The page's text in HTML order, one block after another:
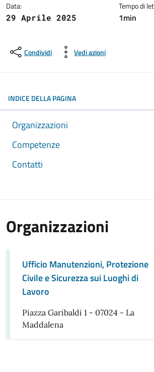
Data:
29 Aprile 2025
Tempo di
1min
Condividi Vedi azioni
INDICE DELLA PAGINA
Organizzazioni
Competenze
Contatti
Organizzazioni
Ufficio Manutenzioni, Protezione
Civile e Sicurezza sui Luoghi di
Lavoro
Piazza Garibaldi 1 - 07024 - La
Maddalena